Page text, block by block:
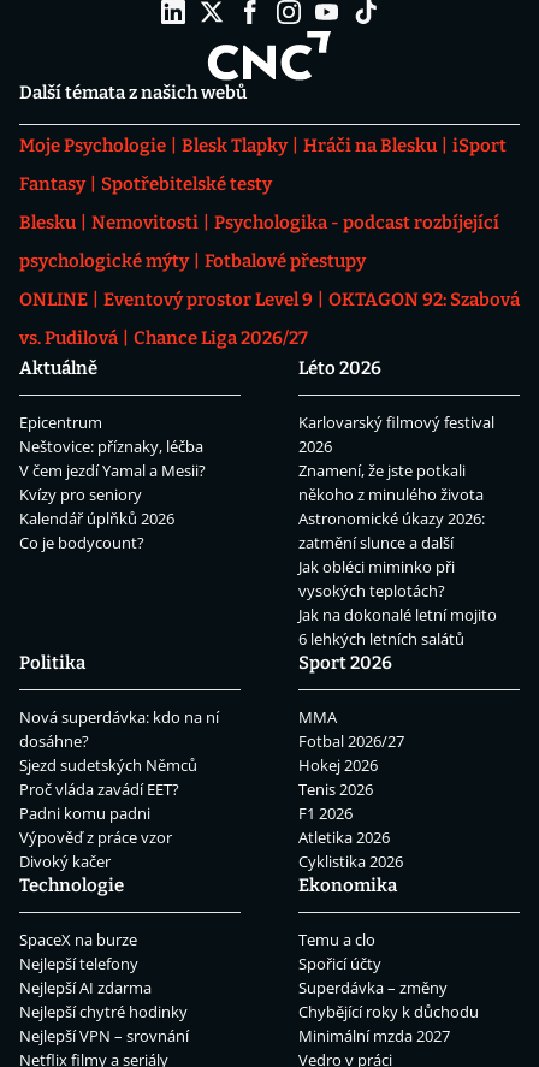
Další témata z našich webů
Moje Psychologie Blesk Tlapky Hráči na Blesku
iSport
Fantasy
Spotřebitelské testy
Blesku
Nemovitosti
Psychologika - podcast rozbíjející
psychologické mýty
Fotbalové přestupy
ONLINE
Eventový prostor Level 9
OKTAGON 92: Szabová
vs. Pudilová
Chance Liga 2026/27
Aktuálně
Epicentrum
Neštovice: příznaky, léčba
V čem jezdí Yamal a Mesii?
Kvízy pro seniory
Kalendář úplňků 2026
Co je bodycount?
Léto 2026
Karlovarský filmový festival
2026
Znamení, že jste potkali
někoho z minulého života
Astronomické úkazy 2026:
zatmění slunce a další
Jak obléci miminko při
vysokých teplotách?
Jak na dokonalé letní mojito
6 lehkých letních salátů
Politika
Nová superdávka: kdo na ní
dosáhne?
Sjezd sudetských Němců
Proč vláda zavádí EET?
Padni komu padni
Výpověď z práce vzor
Divoký kačer
Sport 2026
MMA
Fotbal 2026/27
Hokej 2026
Tenis 2026
F1 2026
Atletika 2026
Cyklistika 2026
Technologie
SpaceX na burze
Nejlepší telefony
Nejlepší AI zdarma
Nejlepší chytré hodinky
Nejlepší VPN – srovnání
Netflix filmy a seriály
Ekonomika
Temu a clo
Spořicí účty
Superdávka – změny
Chybějící roky k důchodu
Minimální mzda 2027
Vedro v práci